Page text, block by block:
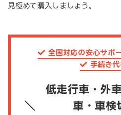
見極めて購入しましょう。
全国対応の安心サポ
手続き
低走行車・外
車・車検